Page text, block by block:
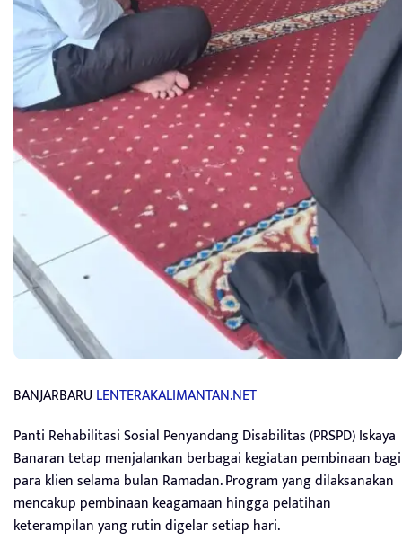
BANJARBARULENTERAKALIMANTAN.NET
Panti Rehabilitasi Sosial Penyandang Disabilitas (PRSPD) Iskaya
Banaran tetap menjalankan berbagai kegiatan pembinaan bagi
para klien selama bulan Ramadan. Program yang dilaksanakan
mencakup pembinaan keagamaan hingga pelatihan
keterampilan yang rutin digelar setiap hari.